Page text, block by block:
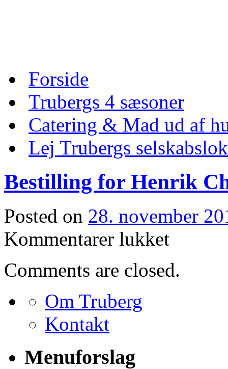
to
Forside
Trubergs 4 sæsoner
Catering & Mad ud af
Lej Trubergs
Bestilling for Henrik
Posted on 28. november
Kommentarer lukket
Chantelou
Comments are closed.
Om Truberg
Kontakt
Menuforslag